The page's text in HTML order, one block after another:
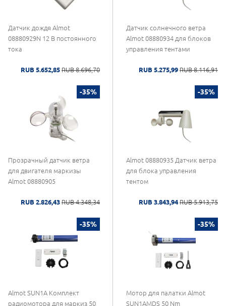
Датчик дождя Almot
08880929N 12 В постоянного
тока
RUB 5.652,85 RUB 8.696,70
Датчик солнечного ветра
Almot 08880934 для блоков
управления тентами
RUB 5.275,99 RUB 8.116,91
-35%
Прозрачный датчик ветра
для двигателя маркизы
Almot 08880905
RUB 2.826,43 RUB 4.348,34
-35%
Almot 08880935 Датчик ветра
для блока управления
тентом
RUB 3.843,94 RUB 5.913,75
-35%
Almot SUN1A Комплект
радиомотора для маркиз 50
-35%
Мотор для палатки Almot
SUN1AMDS 50 Nm